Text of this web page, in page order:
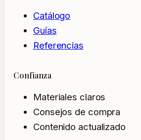
Catálogo
Guías
Referencias
Confianza
Materiales claros
Consejos de compra
Contenido actualizado